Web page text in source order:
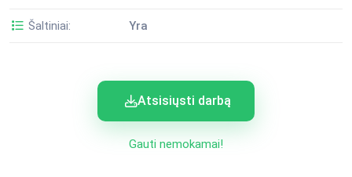
Šaltiniai: Yra
Atsisiųsti darbą
Gauti nemokamai!